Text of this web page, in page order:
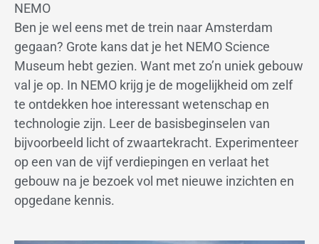
NEMO
Ben je wel eens met de trein naar Amsterdam
gegaan? Grote kans dat je het NEMO Science
Museum hebt gezien. Want met zo’n uniek gebouw
val je op. In NEMO krijg je de mogelijkheid om zelf
te ontdekken hoe interessant wetenschap en
technologie zijn. Leer de basisbeginselen van
bijvoorbeeld licht of zwaartekracht. Experimenteer
op een van de vijf verdiepingen en verlaat het
gebouw na je bezoek vol met nieuwe inzichten en
opgedane kennis.